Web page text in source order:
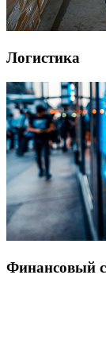
Логистика
Финансовый